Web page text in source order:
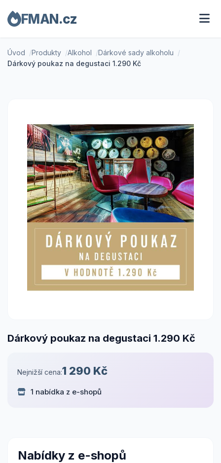
FMAN.cz
Úvod Produkty Alkohol
Dárkové sady alkoholu
Dárkový poukaz na degustaci 1.290 Kč
Dárkový poukaz na degustaci 1.290 Kč
Nejnižší cena:1 290 Kč
1 nabídka z e-shopů
Nabídky z e-shopů